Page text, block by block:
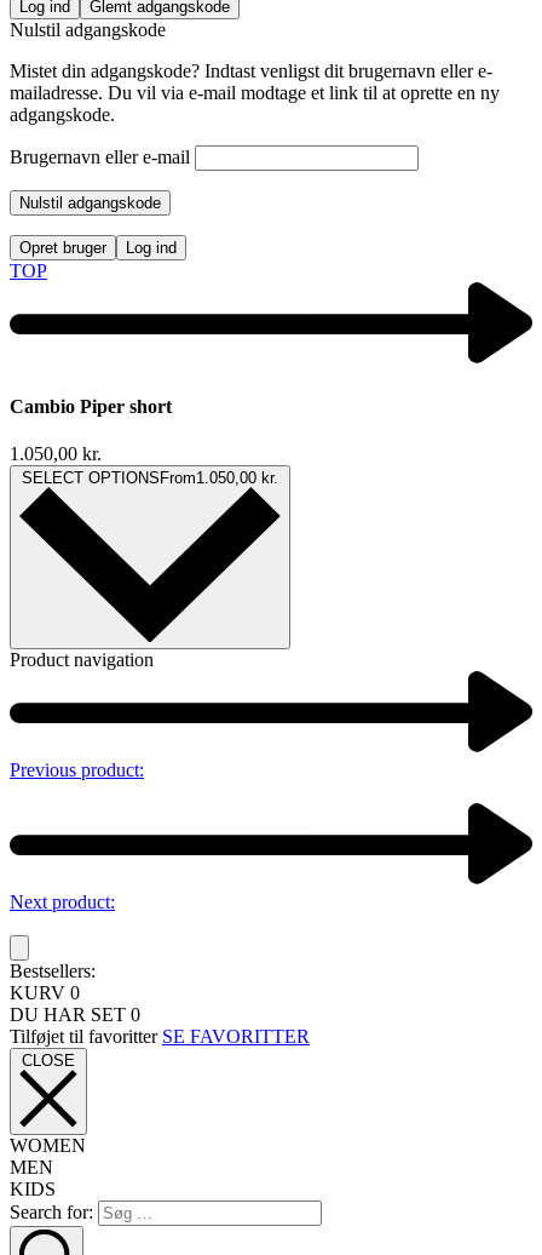
Log ind Glemt adgangskode
Nulstil adgangskode
Mistet din adgangskode? Indtast venligst dit brugernavn eller e-
mailadresse. Du vil via e-mail modtage et link til at oprette en ny
adgangskode.
Brugernavn eller e-mail
Nulstil adgangskode
Opret bruger Log ind
TOP
Cambio Piper short
1.050,00 kr.
SELECT OPTIONS From1.050,00 kr.
Product navigation
Previous product:
Next product:
Bestsellers:
KURV 0
DU HAR SET 0
Tilføjet til favoritter SE FAVORITTER
CLOSE
WOMEN
MEN
KIDS
Search for: